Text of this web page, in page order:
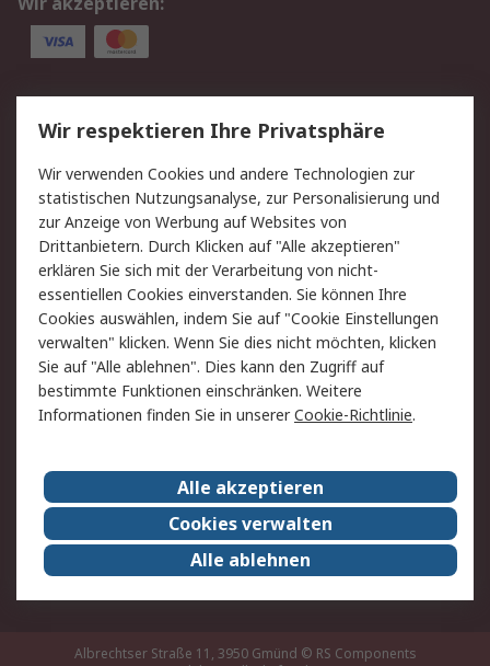
Service
Value Added Services
Lieferlösungen
Rücksendung/Entsorgung Kontakt
Hilfe
Rechtliches
RS Verkaufs- und
Lieferbedingungen
Datenschutz
Cookie-Richtlinie
Zahlungsbedingungen
Impressum
Webseite Konditionen
RS weltweit
Karriere bei RS
Nachhaltigkeit
Qualität/Zertifikate
Presse-Center
Event-Center
Albrechtser Straße 11, 3950 Gmünd © RS Components
Wir respektieren Ihre Privatsphäre
Wir verwenden Cookies und andere Technologien zur
statistischen Nutzungsanalyse, zur Personalisierung und
zur Anzeige von Werbung auf Websites von
Drittanbietern. Durch Klicken auf "Alle akzeptieren"
erklären Sie sich mit der Verarbeitung von nicht-
essentiellen Cookies einverstanden. Sie können Ihre
Cookies auswählen, indem Sie auf "Cookie Einstellungen
verwalten" klicken. Wenn Sie dies nicht möchten, klicken
Sie auf "Alle ablehnen". Dies kann den Zugriff auf
bestimmte Funktionen einschränken. Weitere
Informationen finden Sie in unsererCookie-Richtlinie.
Alle akzeptieren
Cookies verwalten
Alle ablehnen